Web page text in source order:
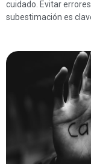
cuidado. Evitar
subestimación es